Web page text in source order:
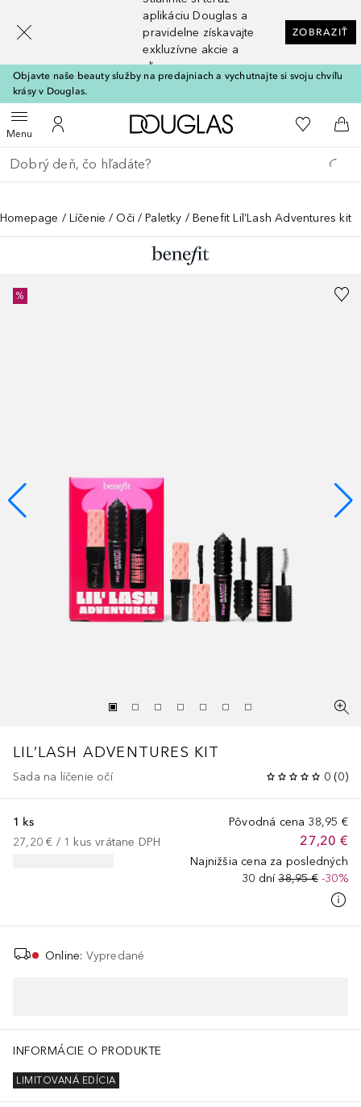
aplikáciu Douglas a
pravidelne získavajte
exkluzívne akcie a
zľavy
ZOBRAZIŤ
Objavte naše beauty služby na predajniach a vychutnajte si svoju chvíľu
krásy v Douglas.
MenuOtvoriť menuDo môjho účtu
Domov Do môjho
Do
Choď späť
Vykonajte vyhľadávanie
Homepage Líčenie Oči Paletky Benefit Lil’Lash Adventures kit
%
LIL’LASH ADVENTURES KIT
Sada na líčenie očí 0 (0)
Pôvodná cena 38,95 €
27,20 €
Najnižšia cena za posledných
30 dní 38,95 €-30%
1 ks
27,20 € / 1 kus vrátane DPH
Online: Vypredané
INFORMÁCIE O PRODUKTE
LIMITOVANÁ EDÍCIA
[navigation.slideout.screenreader]